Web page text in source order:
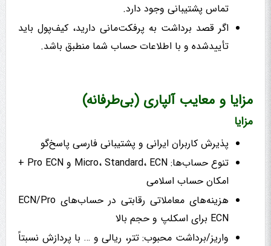
تماس پشتیبانی وجود دارد.
اگر قصد برداشت به پرفکت‌مانی دارید، کیف‌پول باید
تأییدشده و با اطلاعات حساب شما منطبق باشد.
مزایا و معایب آلپاری (بی‌طرفانه)
مزایا
پذیرش کاربران ایرانی و پشتیبانی فارسی پاسخ‌گو
تنوع حساب‌ها: Micro، Standard، ECN و Pro ECN +
امکان حساب اسلامی
هزینه‌های معاملاتی رقابتی در حساب‌های ECN/Pro
ECN برای اسکلپ و حجم بالا
واریز/برداشت محبوب: تتر، ریالی و … با پردازش نسبتاً